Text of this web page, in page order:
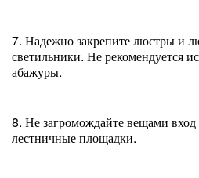
7. Надежно закрепите люстры и
светильники. Не рекомендуется
абажуры.
8. Не загромождайте вещами
лестничные площадки.